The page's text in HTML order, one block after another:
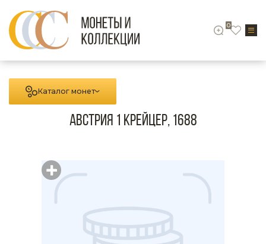
0
Каталог монет
Австрия 1 крейцер, 1688